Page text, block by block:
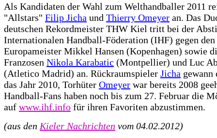
Als Kandidaten der Wahl zum Welthandballer 2011
"Allstars" Filip Jicha und Thierry Omeyer an. Das
deutschen Rekordmeister THW Kiel tritt bei der
Internationalen Handball-Föderation (IHF) gegen den
Europameister Mikkel Hansen (Kopenhagen) sowie
Franzosen Nikola Karabatic (Montpellier) und Luc
(Atletico Madrid) an. Rückraumspieler Jicha
das Jahr 2010, Torhüter Omeyer war bereits 2008
Handball-Fans haben noch bis zum 27. Februar die
auf www.ihf.info für ihren Favoriten abzustimmen.
(aus den Kieler Nachrichten vom 04.02.2012)